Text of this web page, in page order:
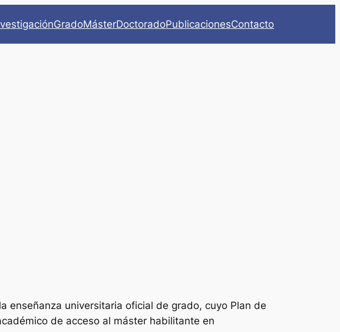
GradoMásterDoctoradoPublicacionesContacto
enseñanza universitaria oficial de grado, cuyo Plan de
de acceso al máster habilitante en